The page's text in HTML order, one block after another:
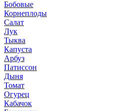
Бобовые
Корнеплоды
Салат
Лук
Тыква
Капуста
Арбуз
Патиссон
Дыня
Томат
Огурец
Кабачок